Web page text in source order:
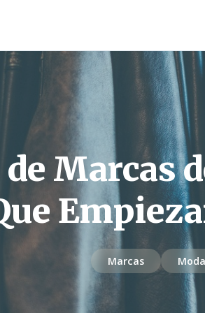
Marcas
Marcas Moda